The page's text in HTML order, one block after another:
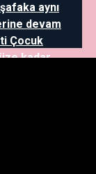
aynı
devam
Çocuk
kadar